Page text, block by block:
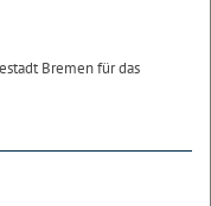
Bremen für das